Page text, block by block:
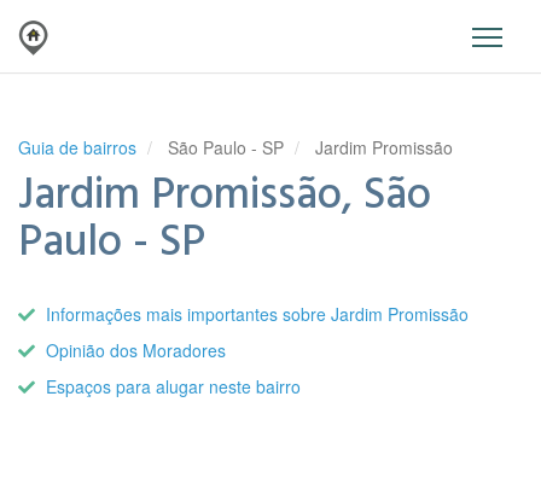
Guia de bairros São Paulo - SP Jardim Promissão
Jardim Promissão, São
Paulo - SP
Informações mais importantes sobre Jardim Promissão
Opinião dos Moradores
Espaços para alugar neste bairro